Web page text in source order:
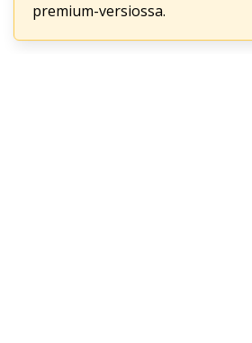
premium-versiossa.